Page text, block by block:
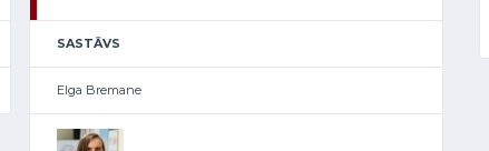
SASTĀVS
Elga Bremane